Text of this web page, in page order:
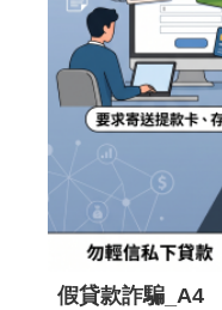
假貸款詐騙_A4